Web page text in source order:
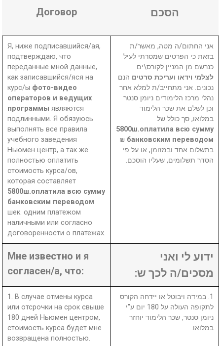
Договор הסכם
Я, ниже подписавшийся/ая,
подтверждаю, что
переданные мной данные,
как записавшийся/яся на
курс/ы фото-видео
операторов и ведущих
программыявляются
подлинными. Я обязуюсь
выполнять все правила
учебного заведения
Ньюмен центр, а так же
полностью оплатить
стоимость курса/ов,
которая составляет
5800ш.оплатила всю сумму
банковским переводом
шек. одним платежом
наличными или согласно
договоренности о платежах.
אני החתום/ה מטה, מאשר/ת
בזאת כי הפרטים שמסרתי לעיל
כנרשם מן המניין לקורס\ים
לצלמי וידאו ועריכת סרטים הנם
נכונים. אני מתחייב/ת למלא אחר
נהלי מרכז הלימודים ניומן סנטר
וכן לשלם את שכר הלימוד
במלואו, סך כולל של
5800ш.оплатила всю сумму
банковским переводом
₪
בתשלום אחד ובמזומן, או על פי
הסדר תשלומים, שעליו הוסכם.
Мне известно и я
согласен/а, что:
ידוע לי ואני
מסכים/ה לכך ש:
1. В случае отмены курса
или отсрочки на срок свыше
180 дней Ньюмен центром,
стоимость курса будет мне
возвращена полностью.
1. במידה ויבוטל או יידחה הקורס
לתקופה העולה על 180 יום ע"י
ניומן סנטר, שכר הלימוד יוחזר
במלואו.